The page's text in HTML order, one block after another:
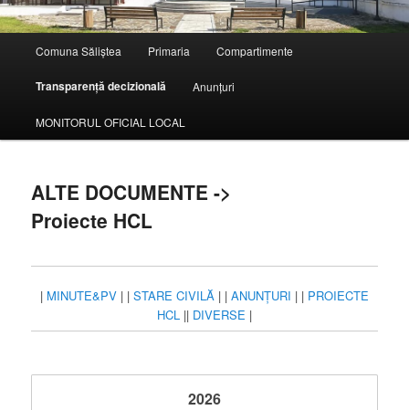
principal
Sari
la
conținutul
Comuna Săliștea Primaria Compartimente
Transparență decizională Anunțuri
MONITORUL OFICIAL LOCAL
ALTE DOCUMENTE ->
Proiecte HCL
| MINUTE&PV | | STARE CIVILĂ | | ANUNȚURI | | PROIECTE
HCL || DIVERSE |
2026